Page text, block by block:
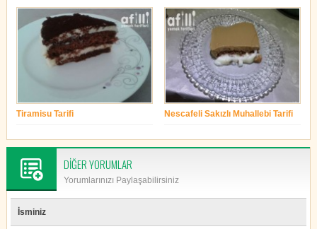
Tiramisu Tarifi
Nescafeli Sakızlı Muhallebi Tarifi
DİĞER YORUMLAR
Yorumlarınızı Paylaşabilirsiniz
İsminiz